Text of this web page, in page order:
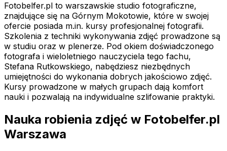
Fotobelfer.pl to warszawskie studio fotograficzne,
znajdujące się na Górnym Mokotowie, które w swojej
ofercie posiada m.in. kursy profesjonalnej fotografii.
Szkolenia z techniki wykonywania zdjęć prowadzone są
w studiu oraz w plenerze. Pod okiem doświadczonego
fotografa i wieloletniego nauczyciela tego fachu,
Stefana Rutkowskiego, nabędziesz niezbędnych
umiejętności do wykonania dobrych jakościowo zdjęć.
Kursy prowadzone w małych grupach dają komfort
nauki i pozwalają na indywidualne szlifowanie praktyki.
Nauka robienia zdjęć w Fotobelfer.pl
Warszawa